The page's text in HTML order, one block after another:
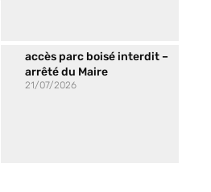
accès parc boisé interdit –
arrêté du Maire
21/07/2026